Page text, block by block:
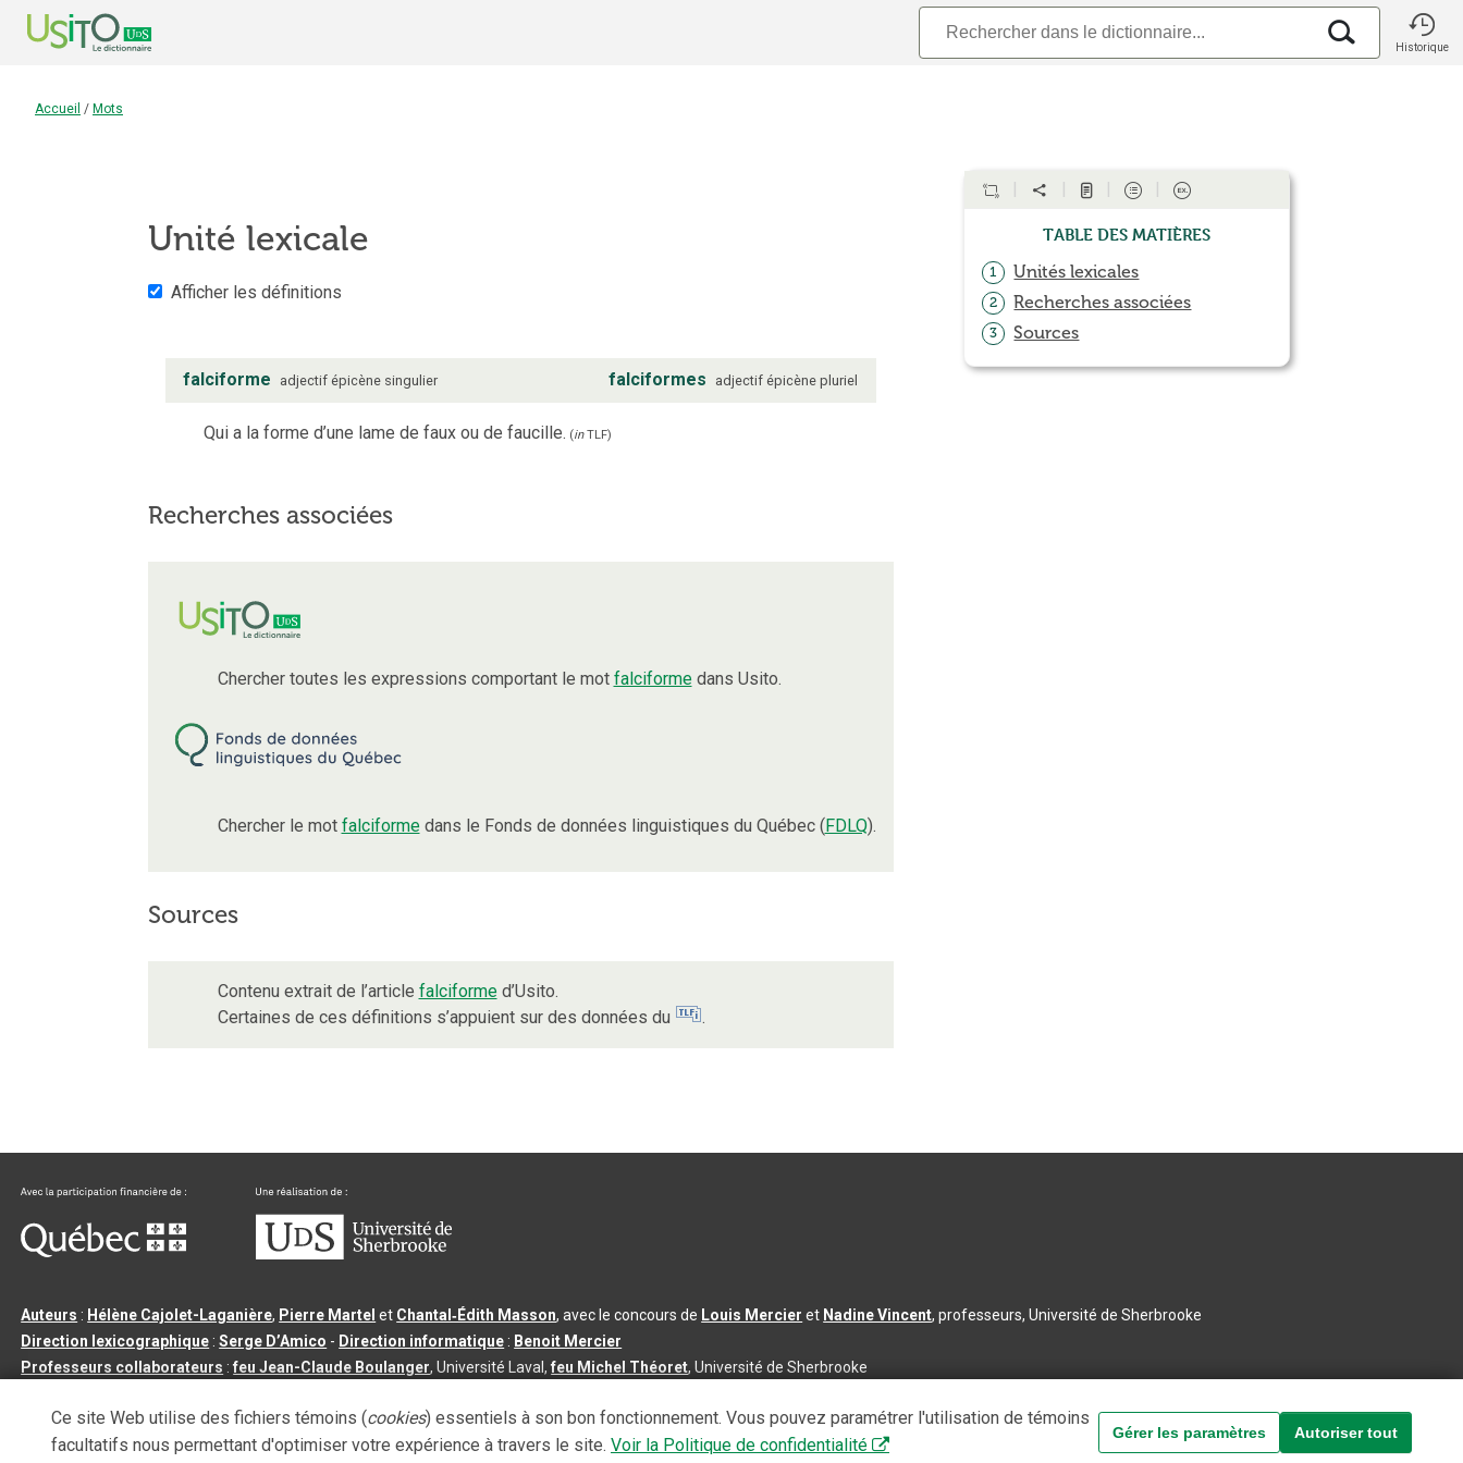
Historique
Accueil / Mots
Unité lexicale
Afficher les définitions
falciforme adjectif épicène singulier falciformes adjectif épicène pluriel
Qui a la forme d’une lame de faux ou de faucille. (inTLF)
Recherches associées
Chercher toutes les expressions comportant le mot falciformedans Usito.
Chercher le mot falciformedans le Fonds de données linguistiques du Québec (FDLQ).
Sources
Contenu extrait de l’article falciformed’Usito.
Certaines de ces définitions s’appuient sur des données du
.
Table des matières
1 Unités lexicales
2 Recherches associées
3 Sources
Auteurs : Hélène Cajolet-Laganière, Pierre Martel et Chantal‑Édith Masson, avec le concours de Louis Mercier et Nadine Vincent, professeurs, Université de Sherbrooke
Direction lexicographique :Serge D’Amico - Direction informatique : Benoit Mercier
Professeurs collaborateurs :feu Jean-Claude Boulanger, Université Laval,feu Michel Théoret, Université de Sherbrooke
Tous droits réservés©Université de Sherbrooke |3.2.2- Dernière mise à jour du contenu :2026-08-03
Ce site Web utilise des fichiers témoins (cookies) essentiels à son bon fonctionnement. Vous pouvez paramétrer l'utilisation de témoins
facultatifs nous permettant d'optimiser votre expérience à travers le site. Voir la Politique de confidentialité
Gérer les paramètres Autoriser tout